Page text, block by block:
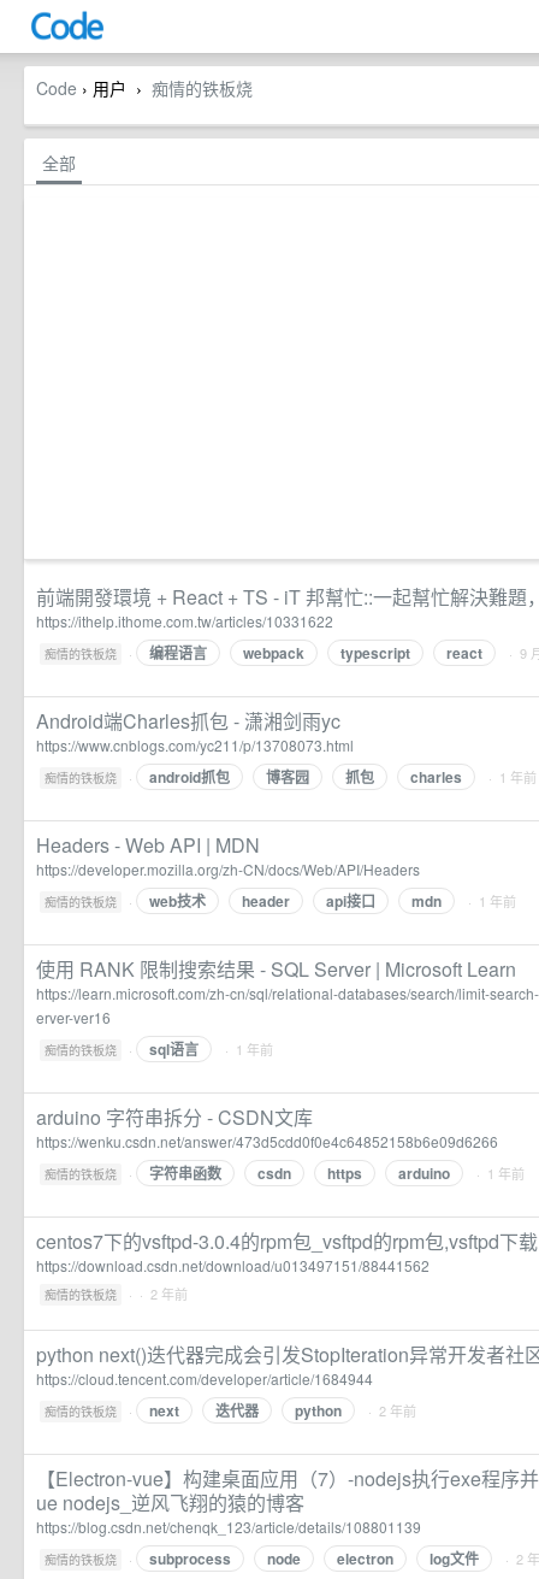
Code › 用户 › 痴情的铁板烧
全部
前端開發環境 + React + TS - iT 邦幫忙::一起幫忙解決難題
https://ithelp.ithome.com.tw/articles/10331622
痴情的铁板烧 · 编程语言 webpack typescript react · 9
Android端Charles抓包 - 潇湘剑雨yc
https://www.cnblogs.com/yc211/p/13708073.html
痴情的铁板烧 · android抓包 博客园 抓包 charles · 1 年前
Headers - Web API | MDN
https://developer.mozilla.org/zh-CN/docs/Web/API/Headers
痴情的铁板烧 · web技术 header api接口 mdn · 1 年前
使用 RANK 限制搜索结果 - SQL Server | Microsoft Learn
https://learn.microsoft.com/zh-cn/sql/relational-databases/search/limit-
erver-ver16
痴情的铁板烧 · sql语言 · 1 年前
arduino 字符串拆分 - CSDN文库
https://wenku.csdn.net/answer/473d5cdd0f0e4c64852158b6e09d6266
痴情的铁板烧 · 字符串函数 csdn https arduino · 1 年前
centos7下的vsftpd-3.0.4的rpm包_vsftpd的rpm包,vsftpd下
https://download.csdn.net/download/u013497151/88441562
痴情的铁板烧 · · 2 年前
python next()迭代器完成会引发StopIteration异常开发者社
https://cloud.tencent.com/developer/article/1684944
痴情的铁板烧 · next 迭代器 python · 2 年前
【Electron-vue】构建桌面应用（7）-nodejs执行exe程序
ue nodejs_逆风飞翔的猿的博客
https://blog.csdn.net/chenqk_123/article/details/108801139
痴情的铁板烧 · subprocess node electron log文件 · 2